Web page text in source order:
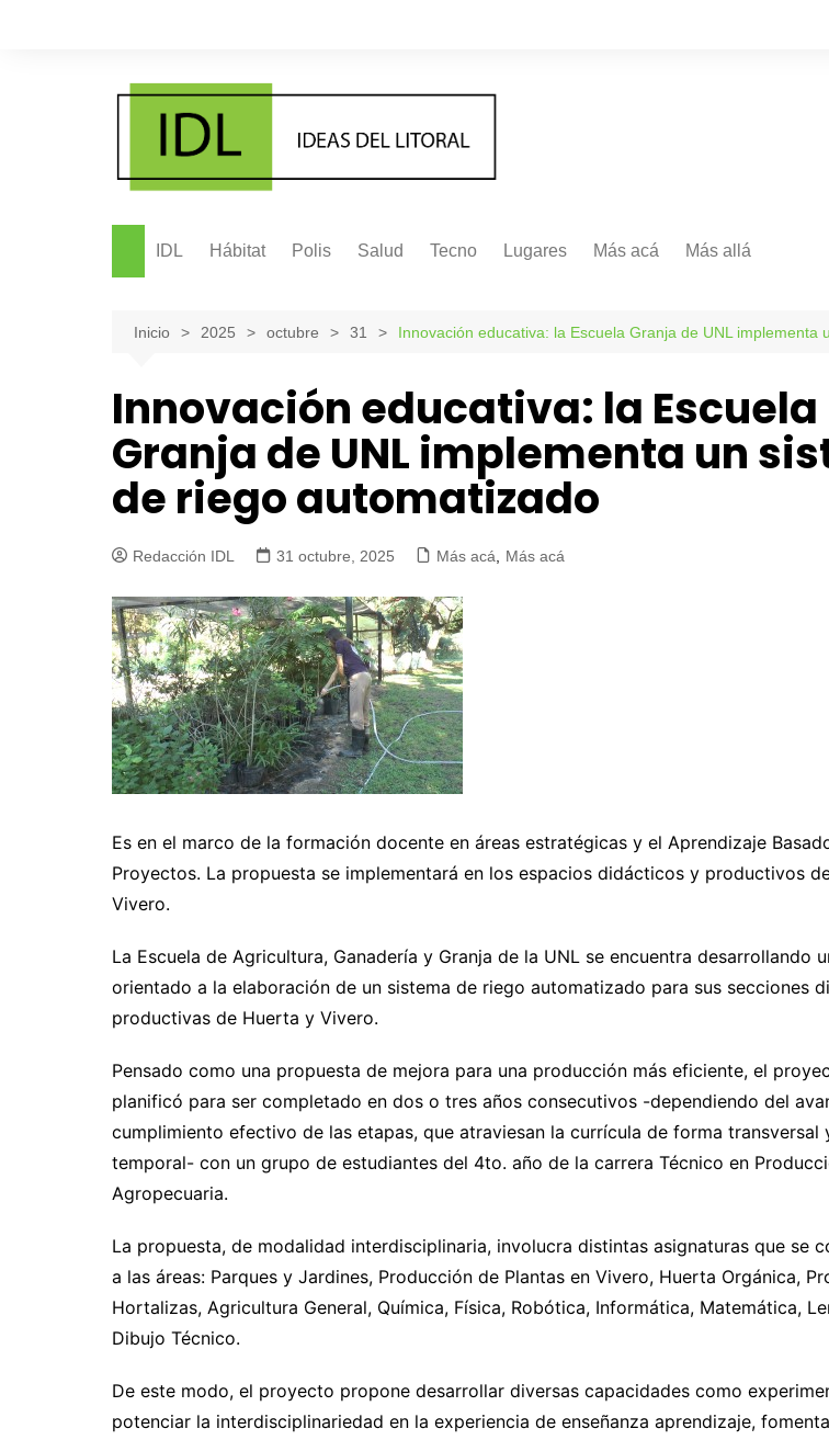
IDL Hábitat Polis Salud Tecno Lugares Más acá Más allá
Internacionales
Inicio 2025 octubre 31 Innovación educativa: la Escuela Granja de UNL implementa
Innovación educativa: la Escuela
Granja de UNL implementa un
de riego automatizado
Redacción IDL 31 octubre, 2025 Más acá, Más acá
Es en el marco de la formación docente en áreas estratégicas y el Aprendizaje
Proyectos. La propuesta se implementará en los espacios didácticos y productivos
Vivero.
La Escuela de Agricultura, Ganadería y Granja de la UNL se encuentra desarrollando
orientado a la elaboración de un sistema de riego automatizado para sus secciones
productivas de Huerta y Vivero.
Pensado como una propuesta de mejora para una producción más eficiente, el
planificó para ser completado en dos o tres años consecutivos -dependiendo del
cumplimiento efectivo de las etapas, que atraviesan la currícula de forma transversal
temporal- con un grupo de estudiantes del 4to. año de la carrera Técnico en
Agropecuaria.
La propuesta, de modalidad interdisciplinaria, involucra distintas asignaturas que se
a las áreas: Parques y Jardines, Producción de Plantas en Vivero, Huerta Orgánica,
Hortalizas, Agricultura General, Química, Física, Robótica, Informática, Matemática,
Dibujo Técnico.
De este modo, el proyecto propone desarrollar diversas capacidades como
potenciar la interdisciplinariedad en la experiencia de enseñanza aprendizaje,